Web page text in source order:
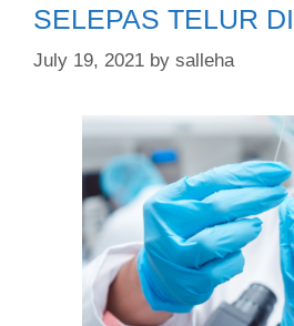
SELEPAS TELUR
July 19, 2021 by salleha